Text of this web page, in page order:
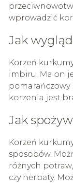
wprowadzić
Jak
Korzeń
imbiru. Ma on
korzenia jest
Jak
Korzeń
sposobów.
różnych
czy herbaty.